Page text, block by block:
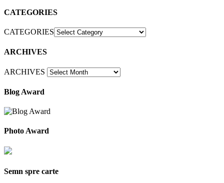
CATEGORIES
CATEGORIES
ARCHIVES
ARCHIVES
Blog Award
Photo Award
Semn spre carte